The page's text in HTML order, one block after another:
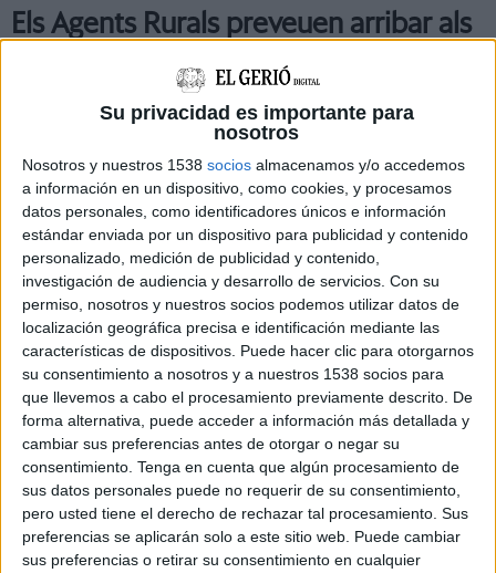
Su privacidad es importante para
nosotros
Nosotros y nuestros 1538 socios almacenamos y/o accedemos
a información en un dispositivo, como cookies, y procesamos
datos personales, como identificadores únicos e información
estándar enviada por un dispositivo para publicidad y contenido
personalizado, medición de publicidad y contenido,
investigación de audiencia y desarrollo de servicios. Con su
permiso, nosotros y nuestros socios podemos utilizar datos de
localización geográfica precisa e identificación mediante las
características de dispositivos. Puede hacer clic para otorgarnos
su consentimiento a nosotros y a nuestros 1538 socios para
que llevemos a cabo el procesamiento previamente descrito. De
forma alternativa, puede acceder a información más detallada y
cambiar sus preferencias antes de otorgar o negar su
consentimiento. Tenga en cuenta que algún procesamiento de
sus datos personales puede no requerir de su consentimiento,
pero usted tiene el derecho de rechazar tal procesamiento. Sus
preferencias se aplicarán solo a este sitio web. Puede cambiar
sus preferencias o retirar su consentimiento en cualquier
Els Agents Rurals preveuen arribar als
gironines el 2030
Si tot va segons el previst, els Agents Rurals incrementaran
d’efectius que té ara mateix el cos a la demarcació de Girona.
...
Notícia
Les comarques gironines concentren
més de 34.600 actuacions dels Agents
Rurals el 2025